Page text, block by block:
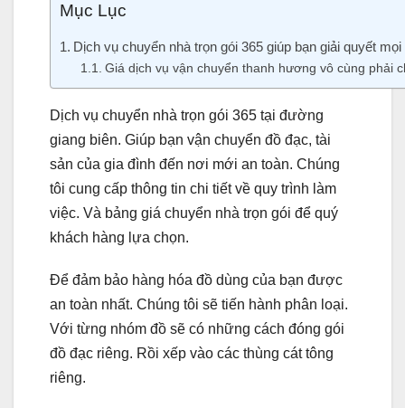
Mục Lục
Dịch vụ chuyển nhà trọn gói 365 giúp bạn giải quyết
Giá dịch vụ vận chuyển thanh hương vô cùng phải
Dịch vụ chuyển nhà trọn gói 365 tại đường
giang biên. Giúp bạn vận chuyển đồ đạc, tài
sản của gia đình đến nơi mới an toàn. Chúng
tôi cung cấp thông tin chi tiết về quy trình làm
việc. Và bảng giá chuyển nhà trọn gói để quý
khách hàng lựa chọn.
Để đảm bảo hàng hóa đồ dùng của bạn được
an toàn nhất. Chúng tôi sẽ tiến hành phân loại.
Với từng nhóm đồ sẽ có những cách đóng gói
đồ đạc riêng. Rồi xếp vào các thùng cát tông
riêng.